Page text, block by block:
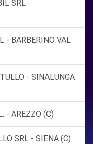
SRL
- BARBERINO VAL
- SINALUNGA
- AREZZO (C)
SRL - SIENA (C)